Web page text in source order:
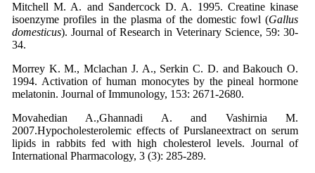
Mitchell M. A. and Sandercock D. A. 1995. Creatine kinase
isoenzyme profiles in the plasma of the domestic fowl (Gallus
domesticus). Journal of Research in Veterinary Science, 59: 30-
34.
Morrey K. M., Mclachan J. A., Serkin C. D. and Bakouch O.
1994. Activation of human monocytes by the pineal hormone
melatonin. Journal of Immunology, 153: 2671-2680.
Movahedian A.,Ghannadi A. and Vashirnia M.
2007.Hypocholesterolemic effects of Purslaneextract on serum
lipids in rabbits fed with high cholesterol levels. Journal of
International Pharmacology, 3 (3): 285-289.